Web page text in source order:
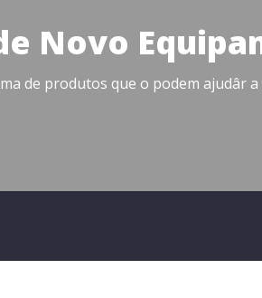
Novo
de produtos que o podem ajudâr